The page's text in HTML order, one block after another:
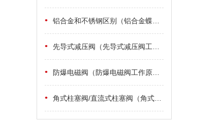
• 铝合金和不锈钢区别（铝合金蝶阀和不锈钢蝶阀的区别）
• 先导式减压阀（先导式减压阀工作原理）
• 防爆电磁阀（防爆电磁阀工作原理）
• 角式柱塞阀/直流式柱塞阀（角式柱塞阀与直流式柱塞阀的工作原理）